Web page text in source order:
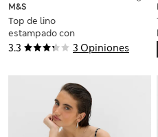
3.3 3 Opiniones
M&S
Top de lino
estampado con
fruncido en la